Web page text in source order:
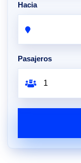
Hacia
Pasajeros